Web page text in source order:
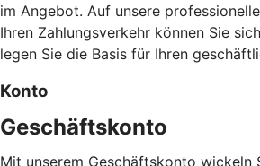
im Angebot. Auf unsere
Ihren Zahlungsverkehr können Sie
legen Sie die Basis für Ihren
Konto
Geschäftskonto
Mit unserem Geschäftskonto wickeln